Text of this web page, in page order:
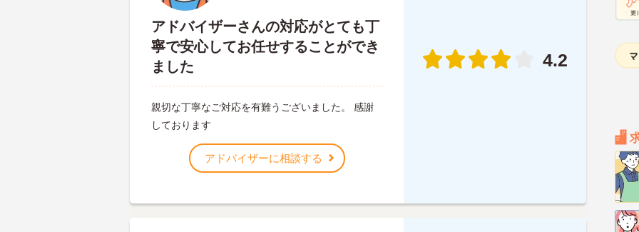
アドバイザーさんの対応がとても丁
寧で安心してお任せすることができ
ました
親切な丁寧なご対応を有難うございました。 感謝
しております
アドバイザーに相談する
4.2